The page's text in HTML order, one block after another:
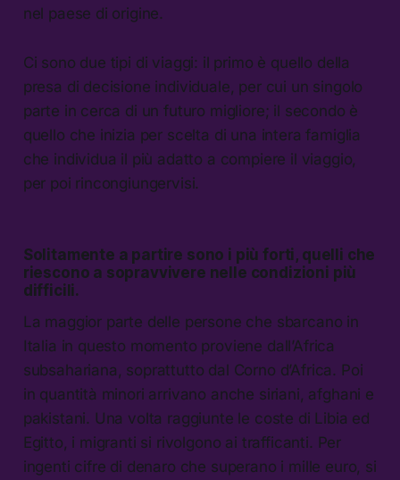
nel paese di origine.
Ci sono due tipi di viaggi: il primo è quello della
presa di decisione individuale, per cui un singolo
parte in cerca di un futuro migliore; il secondo è
quello che inizia per scelta di una intera famiglia
che individua il più adatto a compiere il viaggio,
per poi rincongiungervisi.
Solitamente a partire sono i più forti, quelli che
riescono a sopravvivere nelle condizioni più
difficili.
La maggior parte delle persone che sbarcano in
Italia in questo momento proviene dall’Africa
subsahariana, soprattutto dal Corno d’Africa. Poi
in quantità minori arrivano anche siriani, afghani e
pakistani. Una volta raggiunte le coste di Libia ed
Egitto, i migranti si rivolgono ai trafficanti. Per
ingenti cifre di denaro che superano i mille euro, si